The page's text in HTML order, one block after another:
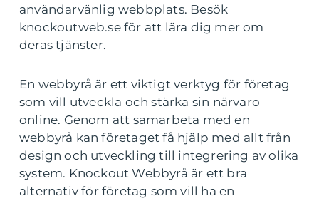
användarvänlig webbplats. Besök
knockoutweb.se för att lära dig mer om
deras tjänster.
En webbyrå är ett viktigt verktyg för företag
som vill utveckla och stärka sin närvaro
online. Genom att samarbeta med en
webbyrå kan företaget få hjälp med allt från
design och utveckling till integrering av olika
system. Knockout Webbyrå är ett bra
alternativ för företag som vill ha en